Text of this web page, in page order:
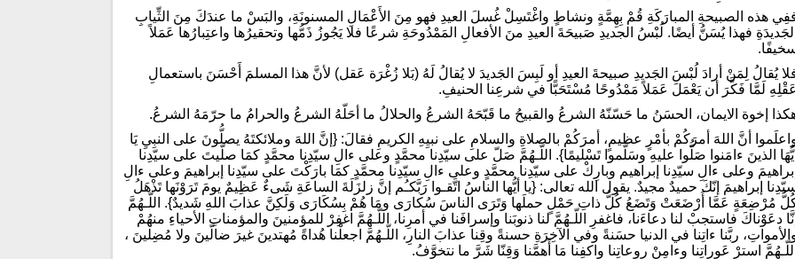
هذه الصبيحةِ المبارَكَةِ قُمْ بِهِمَّةٍ ونشاطٍ واغْتَسِلْ غُسلَ العيدِ فهو مِنَ الأَعْمَالِ المسنونَةِ، والبَسْ ما عندَكَ مِنَ الثِّيابِ
الجَديدَةِ فهذا يُسَنُّ أيضًا. لُبْسُ الجديدِ صَبيحَةَ العيدِ منَ الأفعالِ المَمْدُوحَةِ شرعًا فلا يَجُوزُ ذَمُّها وتحقيرُها واعتِبارُها عَمَلاً
يُقالُ لِمَنْ أرادَ لُبْسَ الجَديدِ صبيحةَ العيدِ أو لَبِسَ الجَديدَ لا يُقالُ لَهُ (بَلا زُغْرَة عَقل) لأنَّ هذا المسلمَ أَحْسَنَ باستعمالِ
عَقْلِهِ لَمَّا فَكَّرَ أن يَعْمَلَ عَمَلاً مَمْدُوحًا مُسْتَحَبًّا في شرعِنا الحنيفِ.
إخوة الايمان، الحسَنُ ما حَسّنّهُ الشرعُ والقبيحُ ما قَبّحَهُ الشرعُ والحلالُ ما أحَلّهُ الشرعُ والحرامُ ما حرّمَهُ الشرعُ.
أنَّ اللهَ أمرَكُمْ بأمْرٍ عظيمٍ، أمرَكُمْ بالصلاةِ والسلامِ على نبيِهِ الكريمِ فقالَ: {إنَّ اللهَ وملائكتَهُ يصلُّونَ على النبِيِ يَا
أيُّهَا الذينَ ءامَنوا صَلُّوا عليهِ وسَلّموا تَسْليمًا}. اللّـهُمَّ صَلّ على سيّدِنا محمَّدٍ وعلى ءالِ سيّدِنا محمَّدٍ كمَا صلّيتَ على سيّدِنا
إبراهيمَ وعلى ءالِ سيّدِنا إبراهيم وبارِكْ على سيّدِنا محمَّدٍ وعلى ءالِ سيّدِنا محمَّدٍ كمَا بارَكْتَ على سيّدِنا إبراهيمَ وعلى ءالِ
إبراهيمَ إنّكَ حميدٌ مجيدٌ. يقول الله تعالى: {يا أيُّها الناسُ اتَّقـوا رَبَّكـُم إنَّ زلزَلَةَ الساعَةِ شَىءٌ عَظِيمٌ يومَ تَرَوْنَها تَذْهَلُ
مُرْضِعَةٍ عَمَّا أَرْضَعَتْ وَتَضَعُ كُلُّ ذاتِ حَمْلٍ حملَها وَتَرَى الناسَ سُكارَى ومَا هُمْ بِسُكَارَى وَلَكِنَّ عذابَ اللهِ شَديدٌ}. اللّـهُمَّ
إنَّا دعَوْناكَ فاستجبْ لنا دعاءَنا، فاغفرِ اللّـهُمَّ لنا ذنوبَنا وإسرافَنا في أمرِنا، اللّـهُمَّ اغفِرْ للمؤمنينَ والمؤمناتِ الأحياءِ منهُمْ
ربَّنا ءاتِنا في الدنيا حسَنةً وفي الآخِرَةِ حسنةً وقِنا عذابَ النارِ، اللّـهُمَّ اجعلْنا هُداةً مُهتدينَ غيرَ ضالّينَ ولا مُضِلينَ ،
اللّـهُمَّ استرْ عَوراتِنا وءامِنْ روعاتِنا واكفِنا مَا أَهمَّنا وَقِنّا شَرَّ ما نتخوَّفُ.